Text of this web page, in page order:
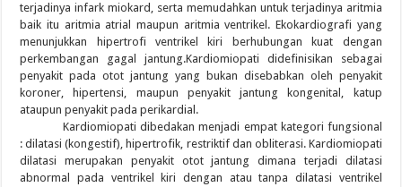
terjadinya infark miokard, serta memudahkan untuk terjadinya aritmia
baik itu aritmia atrial maupun aritmia ventrikel. Ekokardiografi yang
menunjukkan hipertrofi ventrikel kiri berhubungan kuat dengan
perkembangan gagal jantung.Kardiomiopati didefinisikan sebagai
penyakit pada otot jantung yang bukan disebabkan oleh penyakit
koroner, hipertensi, maupun penyakit jantung kongenital, katup
ataupun penyakit pada perikardial.
Kardiomiopati dibedakan menjadi empat kategori fungsional
: dilatasi (kongestif), hipertrofik, restriktif dan obliterasi. Kardiomiopati
dilatasi merupakan penyakit otot jantung dimana terjadi dilatasi
abnormal pada ventrikel kiri dengan atau tanpa dilatasi ventrikel